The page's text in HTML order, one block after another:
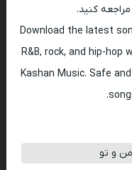
کنید.
Download the latest
R&B, rock, and hip-hop
Kashan Music. Safe
و تو